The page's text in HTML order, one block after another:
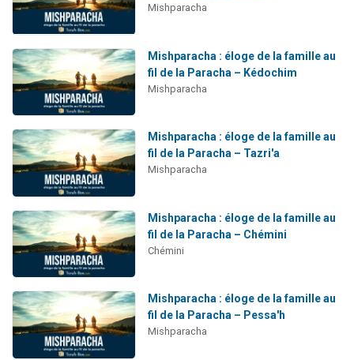
Mishparacha
Mishparacha : éloge de la famille au
fil de la Paracha – Kédochim
Mishparacha
Mishparacha : éloge de la famille au
fil de la Paracha – Tazri'a
Mishparacha
Mishparacha : éloge de la famille au
fil de la Paracha – Chémini
Chémini
Mishparacha : éloge de la famille au
fil de la Paracha – Pessa'h
Mishparacha